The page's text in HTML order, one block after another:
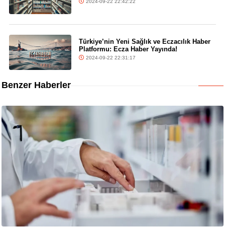
2024-09-22 22:42:22
Türkiye’nin Yeni Sağlık ve Eczacılık Haber
Platformu: Ecza Haber Yayında!
2024-09-22 22:31:17
Benzer Haberler